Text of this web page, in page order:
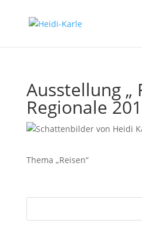
Ausstellung „
Regionale
Thema „Reisen“